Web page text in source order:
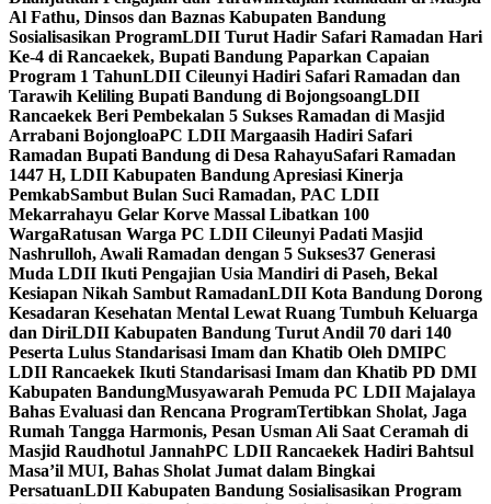
Al Fathu, Dinsos dan Baznas Kabupaten Bandung
Sosialisasikan ProgramLDII Turut Hadir Safari Ramadan Hari
Ke-4 di Rancaekek, Bupati Bandung Paparkan Capaian
Program 1 TahunLDII Cileunyi Hadiri Safari Ramadan dan
Tarawih Keliling Bupati Bandung di BojongsoangLDII
Rancaekek Beri Pembekalan 5 Sukses Ramadan di Masjid
Arrabani BojongloaPC LDII Margaasih Hadiri Safari
Ramadan Bupati Bandung di Desa RahayuSafari Ramadan
1447 H, LDII Kabupaten Bandung Apresiasi Kinerja
PemkabSambut Bulan Suci Ramadan, PAC LDII
Mekarrahayu Gelar Korve Massal Libatkan 100
WargaRatusan Warga PC LDII Cileunyi Padati Masjid
Nashrulloh, Awali Ramadan dengan 5 Sukses37 Generasi
Muda LDII Ikuti Pengajian Usia Mandiri di Paseh, Bekal
Kesiapan Nikah Sambut RamadanLDII Kota Bandung Dorong
Kesadaran Kesehatan Mental Lewat Ruang Tumbuh Keluarga
dan DiriLDII Kabupaten Bandung Turut Andil 70 dari 140
Peserta Lulus Standarisasi Imam dan Khatib Oleh DMIPC
LDII Rancaekek Ikuti Standarisasi Imam dan Khatib PD DMI
Kabupaten BandungMusyawarah Pemuda PC LDII Majalaya
Bahas Evaluasi dan Rencana ProgramTertibkan Sholat, Jaga
Rumah Tangga Harmonis, Pesan Usman Ali Saat Ceramah di
Masjid Raudhotul JannahPC LDII Rancaekek Hadiri Bahtsul
Masa’il MUI, Bahas Sholat Jumat dalam Bingkai
PersatuanLDII Kabupaten Bandung Sosialisasikan Program